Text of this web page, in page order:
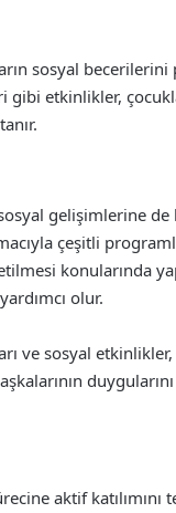
sosyal
etkinlikler,
gelişimlerine
çeşitli
konularında
olur.
ve sosyal
aktif katılımını